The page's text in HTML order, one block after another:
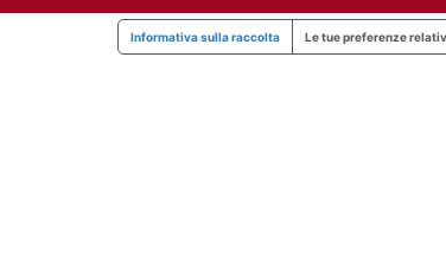
Informativa sulla raccolta Le tue preferenze